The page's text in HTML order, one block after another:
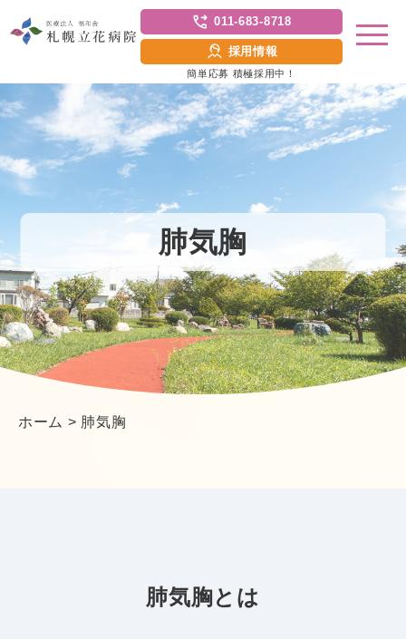
011-683-8718
採用情報
簡単応募 積極採用中！
肺気胸
ホーム > 肺気胸
肺気胸とは